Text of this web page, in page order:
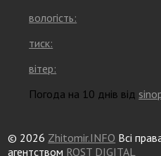
вологість:
тиск:
вітер:
Погода на 10 днів від
© 2026 Zhitomir.INFO Всі
агентством ROST DIGITAL